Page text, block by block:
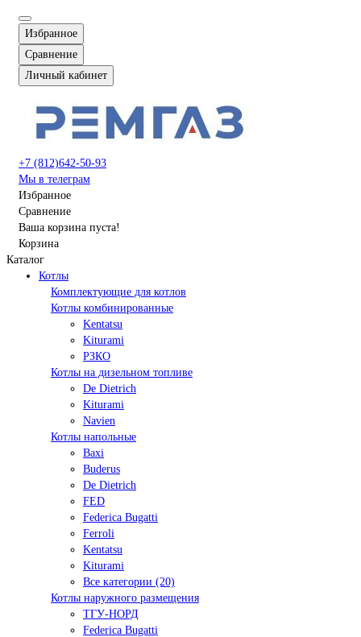
Избранное
Сравнение
Личный кабинет
+7 (812)642-50-93
Мы в телеграм
Избранное
Сравнение
Ваша корзина пуста!
Корзина
Каталог
Котлы
Комплектующие для котлов
Котлы комбинированные
Kentatsu
Kiturami
РЗКО
Котлы на дизельном топливе
De Dietrich
Kiturami
Navien
Котлы напольные
Baxi
Buderus
De Dietrich
FED
Federica Bugatti
Ferroli
Kentatsu
Kiturami
Все категории (20)
Котлы наружного размещения
ТГУ-НОРД
Federica Bugatti